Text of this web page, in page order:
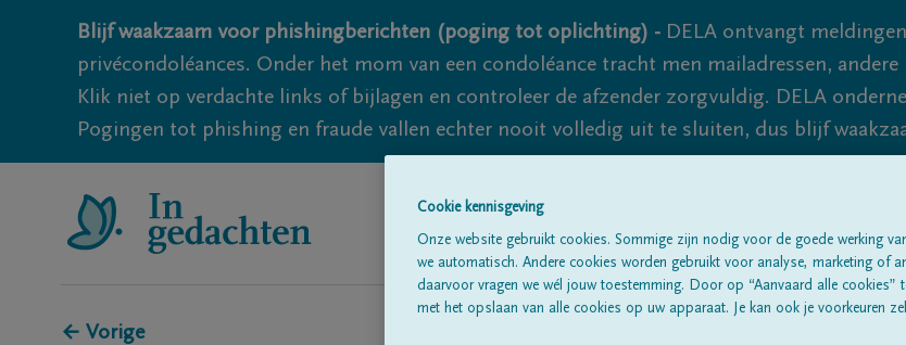
Blijf waakzaam voor phishingberichten (poging tot oplichting) - DELA ontvangt
privécondoléances. Onder het mom van een condoléance tracht men mailadressen,
Klik niet op verdachte links of bijlagen en controleer de afzender zorgvuldig. DELA
Pogingen tot phishing en fraude vallen echter nooit volledig uit te sluiten, dus blijf
← Vorige
Cookie kennisgeving
Onze website gebruikt cookies. Sommige zijn nodig voor de goede werking
we automatisch. Andere cookies worden gebruikt voor analyse, marketing of
daarvoor vragen we wél jouw toestemming. Door op “Aanvaard alle cookies”
met het opslaan van alle cookies op uw apparaat. Je kan ook je voorkeuren